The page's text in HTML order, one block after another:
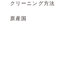
クリーニング方法
原産国